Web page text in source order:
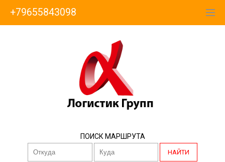
+79655843098
ПОИСК МАРШРУТА
НАЙТИ